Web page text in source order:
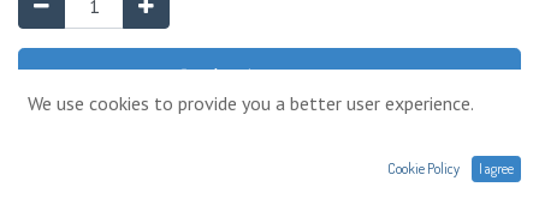
Ajouter au panier
We use cookies to provide you a better user experience.
Cookie Policy I agree